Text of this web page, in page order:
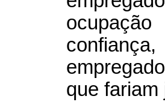
que fariam